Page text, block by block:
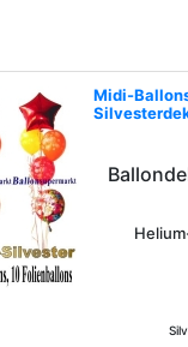
Midi-